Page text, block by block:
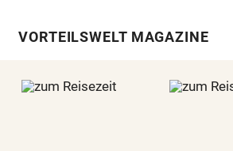
VORTEILSWELT MAGAZINE